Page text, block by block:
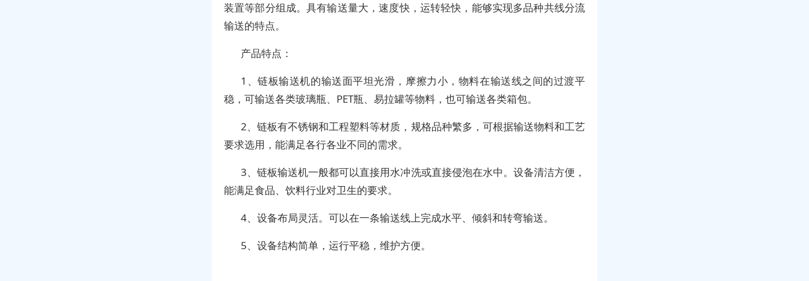
装置等部分组成。具有输送量大，速度快，运转轻快，能够实现多品种共线分流
输送的特点。
产品特点：
1、链板输送机的输送面平坦光滑，摩擦力小，物料在输送线之间的过渡平
稳，可输送各类玻璃瓶、PET瓶、易拉罐等物料，也可输送各类箱包。
2、链板有不锈钢和工程塑料等材质，规格品种繁多，可根据输送物料和工艺
要求选用，能满足各行各业不同的需求。
3、链板输送机一般都可以直接用水冲洗或直接侵泡在水中。设备清洁方便，
能满足食品、饮料行业对卫生的要求。
4、设备布局灵活。可以在一条输送线上完成水平、倾斜和转弯输送。
5、设备结构简单，运行平稳，维护方便。